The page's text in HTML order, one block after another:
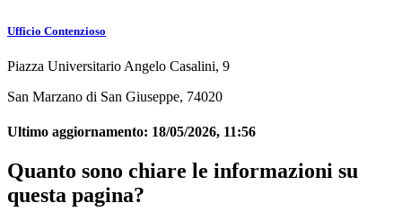
Ufficio Contenzioso
Piazza Universitario Angelo Casalini, 9
San Marzano di San Giuseppe, 74020
Ultimo aggiornamento: 18/05/2026, 11:56
Quanto sono chiare le informazioni su
questa pagina?